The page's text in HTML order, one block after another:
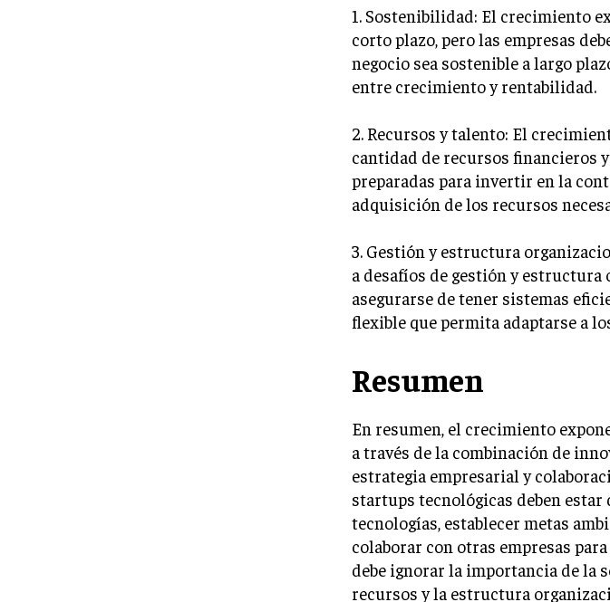
1. Sostenibilidad: El crecimiento
corto plazo, pero las empresas
negocio sea sostenible a largo
entre crecimiento y rentabilidad.
2. Recursos y talento: El
cantidad de recursos financieros
preparadas para invertir en la
adquisición de los recursos
3. Gestión y estructura
a desafíos de gestión y estructura
asegurarse de tener sistemas
flexible que permita adaptarse a
Resumen
En resumen, el crecimiento
a través de la combinación de
estrategia empresarial y
startups tecnológicas deben estar
tecnologías, establecer metas
colaborar con otras empresas
debe ignorar la importancia de la
recursos y la estructura